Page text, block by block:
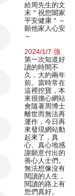
給周先生的文
末＂祝您闔家
平安健康＂～
願他家人心安
～
2024/1/7 強
第一次知道好
讀的時間不
久，大約兩年
前。當時常在
這裡挖寶，本
來很擔心網站
會隨著周博士
離世而無法再
運作，今日再
來發現網站動
起來了，真
心、真心地感
謝願意付出的
善心人士們。
無法想像沒有
閱讀的人生，
閱讀的路上有
您們真好。